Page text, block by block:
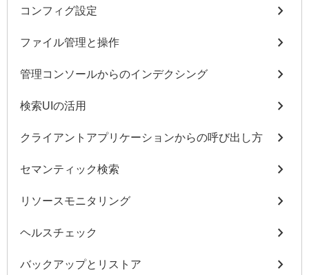
コンフィグ設定 chevron_right
ファイル管理と操作 chevron_right
管理コンソールからのインデクシング chevron_right
検索UIの活用 chevron_right
クライアントアプリケーションからの呼び出し方 chevron_right
セマンティック検索 chevron_right
リソースモニタリング chevron_right
ヘルスチェック chevron_right
バックアップとリストア chevron_right